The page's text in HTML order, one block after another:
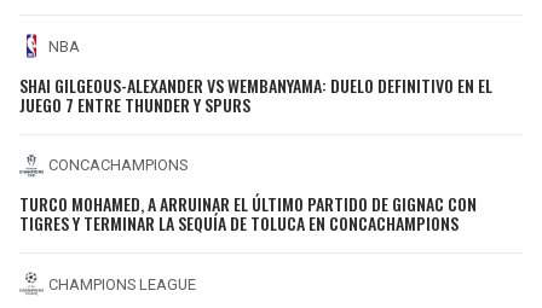
NBA
SHAI GILGEOUS-ALEXANDER VS WEMBANYAMA: DUELO DEFINITIVO EN EL
JUEGO 7 ENTRE THUNDER Y SPURS
CONCACHAMPIONS
TURCO MOHAMED, A ARRUINAR EL ÚLTIMO PARTIDO DE GIGNAC CON
TIGRES Y TERMINAR LA SEQUÍA DE TOLUCA EN CONCACHAMPIONS
CHAMPIONS LEAGUE